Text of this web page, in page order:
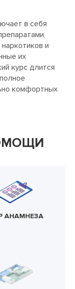
в себя
и
их
курс длится
комфортных
АНАМНЕЗА